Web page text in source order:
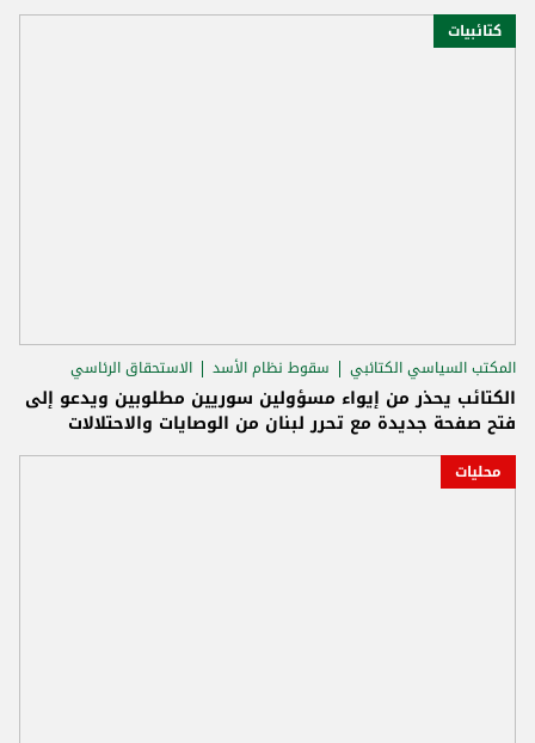
كتائبيات
المكتب السياسي الكتائبي سقوط نظام الأسد الاستحقاق الرئاسي
الكتائب يحذر من إيواء مسؤولين سوريين مطلوبين ويدعو إلى
فتح صفحة جديدة مع تحرر لبنان من الوصايات والاحتلالات
محليات